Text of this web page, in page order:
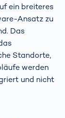
ein breiteres
Ansatz zu
Das
Standorte,
werden
und nicht